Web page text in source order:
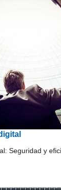
Seguridad y